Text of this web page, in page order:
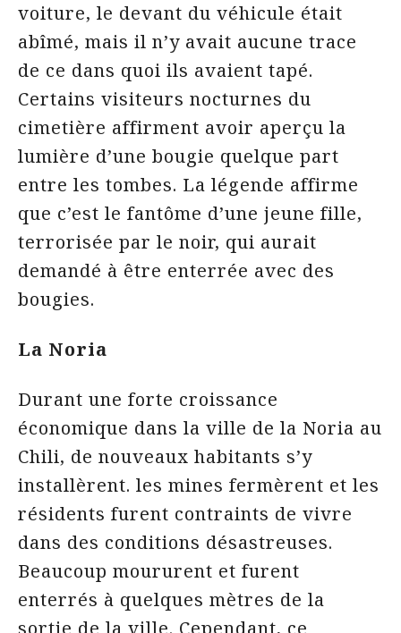
voiture, le devant du véhicule était
abîmé, mais il n’y avait aucune trace
de ce dans quoi ils avaient tapé.
Certains visiteurs nocturnes du
cimetière affirment avoir aperçu la
lumière d’une bougie quelque part
entre les tombes. La légende affirme
que c’est le fantôme d’une jeune fille,
terrorisée par le noir, qui aurait
demandé à être enterrée avec des
bougies.
La Noria
Durant une forte croissance
économique dans la ville de la Noria au
Chili, de nouveaux habitants s’y
installèrent. les mines fermèrent et les
résidents furent contraints de vivre
dans des conditions désastreuses.
Beaucoup moururent et furent
enterrés à quelques mètres de la
sortie de la ville. Cependant, ce